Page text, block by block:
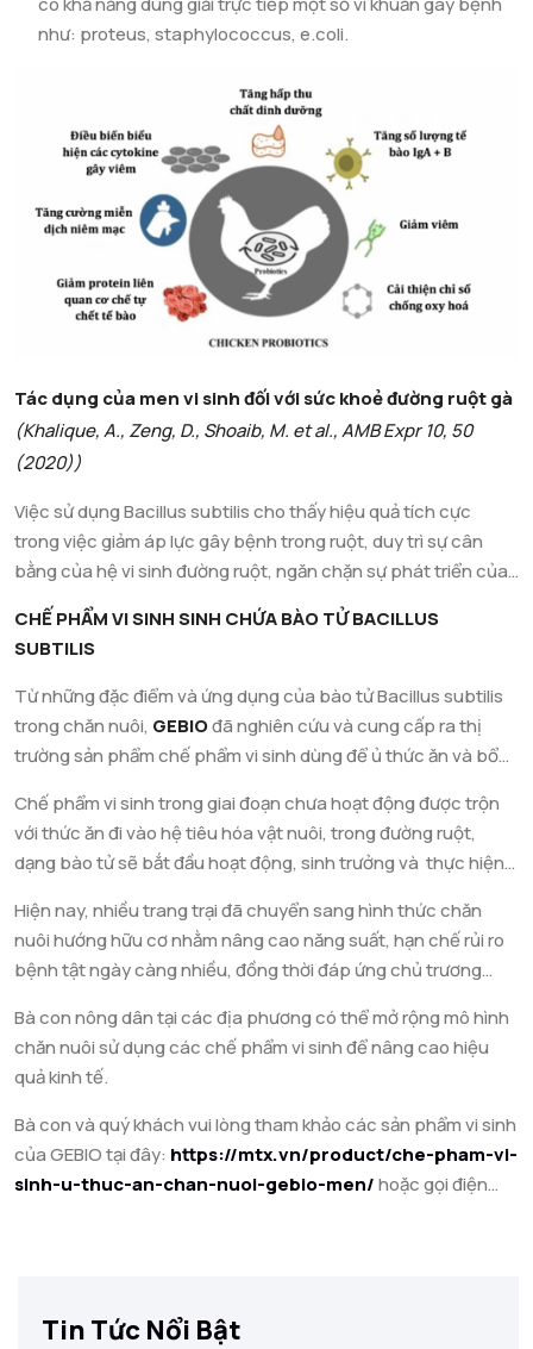
như: proteus, staphylococcus, e.coli.
Tác dụng của men vi sinh đối với sức khoẻ đường ruột gà
(Khalique, A., Zeng, D., Shoaib, M. et al., AMB Expr 10, 50
(2020))
Việc sử dụng Bacillus subtilis cho thấy hiệu quả tích cực
trong việc giảm áp lực gây bệnh trong ruột, duy trì sự cân
bằng của hệ vi sinh đường ruột, ngăn chặn sự phát triển của
các vi khuẩn gây bệnh. Loại lợi khuẩn này có thể sống sót
trong điều kiện khắc nghiệt, căng thẳng về nhiệt trong quá
trình ép viên và tương thích với các tác nhân thức ăn như axit
hữu cơ…, được sử dụng rộng rãi trong chế độ ăn của gia súc,
gia cầm.
CHẾ PHẨM VI SINH SINH CHỨA BÀO TỬ BACILLUS
SUBTILIS
Từ những đặc điểm và ứng dụng của bào tử Bacillus subtilis
trong chăn nuôi, GEBIOđã nghiên cứu và cung cấp ra thị
trường sản phẩm chế phẩm vi sinh dùng để ủ thức ăn và bổ
Chế phẩm vi sinh trong giai đoạn chưa hoạt động được trộn
với thức ăn đi vào hệ tiêu hóa vật nuôi, trong đường ruột,
dạng bào tử sẽ bắt đầu hoạt động, sinh trưởng và thực hiện
Hiện nay, nhiều trang trại đã chuyển sang hình thức chăn
nuôi hướng hữu cơ nhằm nâng cao năng suất, hạn chế rủi ro
bệnh tật ngày càng nhiều, đồng thời đáp ứng chủ trương
chăn nuôi của nhà nước. Thịt heo, thịt gà từ trang trại sử
dụng sản phẩm vi sinh có giá trị dinh dưỡng cao, không chứa
chất tăng trọng, không dư thừa kháng sinh, thịt có màu đỏ tự
nhiên; do đó tạo ra nguồn thực phẩm sạch, chất lượng cao.
Bà con nông dân tại các địa phương có thể mở rộng mô hình
chăn nuôi sử dụng các chế phẩm vi sinh để nâng cao hiệu
quả kinh tế.
Bà con và quý khách vui lòng tham khảo các sản phẩm vi sinh
của GEBIO tại đây: https://mtx.vn/product/che-pham-vi-
sinh-u-thuc-an-chan-nuoi-gebio-men/hoặc gọi điện
Tin Tức Nổi Bật